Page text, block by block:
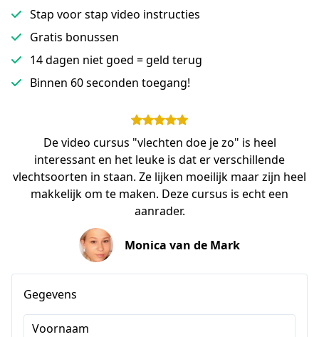
Stap voor stap video instructies
Gratis bonussen
14 dagen niet goed = geld terug
Binnen 60 seconden toegang!
De video cursus "vlechten doe je zo" is heel
interessant en het leuke is dat er verschillende
vlechtsoorten in staan. Ze lijken moeilijk maar zijn heel
makkelijk om te maken. Deze cursus is echt een
aanrader.
Monica van de Mark
Gegevens
Voornaam